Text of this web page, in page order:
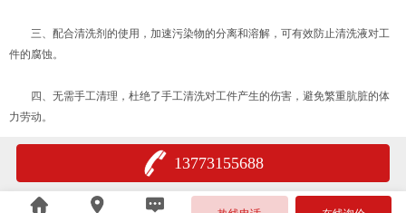
三、配合清洗剂的使用，加速污染物的分离和溶解，可有效防止清洗液对工
件的腐蚀。
四、无需手工清理，杜绝了手工清洗对工件产生的伤害，避免繁重肮脏的体
力劳动。
13773155688